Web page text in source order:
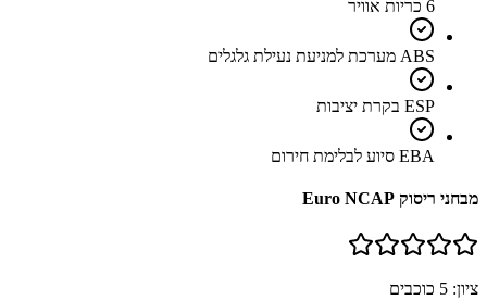
6 כריות אוויר
ABS מערכת למניעת נעילת גלגלים
ESP בקרת יציבות
EBA סיוע לבלימת חירום
מבחני ריסוק Euro NCAP
ציון: 5 כוכבים